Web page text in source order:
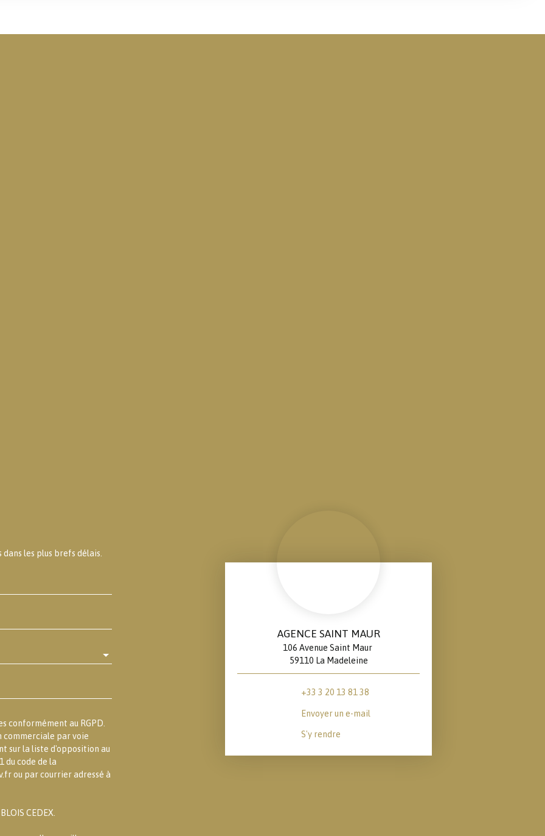
les plus brefs délais.
conformément au RGPD.
commerciale par voie
sur la liste d'opposition au
du code de la
ou par courrier adressé à
CEDEX.
AGENCE SAINT MAUR
106 Avenue Saint Maur
59110 La Madeleine
+33 3 20 13 81 38
Envoyer un e-mail
S'y rendre